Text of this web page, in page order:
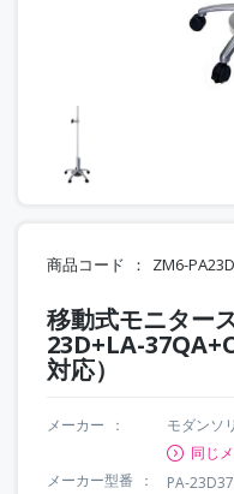
商品コード ZM6-
移動式モニター
23D+LA-
対応）
メーカー
モダンソ
同じ
メーカー型番
PA-